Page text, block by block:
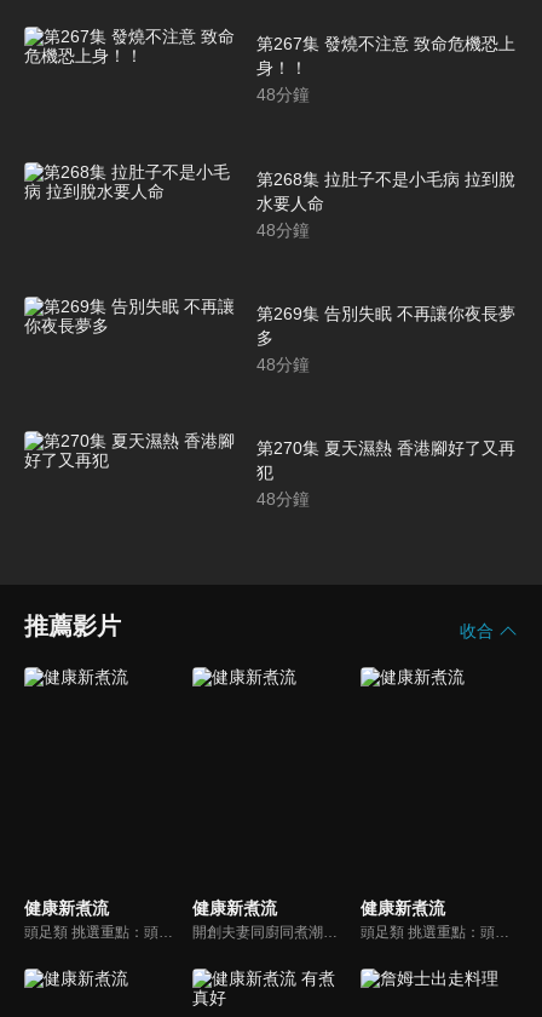
第267集 發燒不注意 致命危機恐上
身！！
48分鐘
第268集 拉肚子不是小毛病 拉到脫
水要人命
48分鐘
第269集 告別失眠 不再讓你夜長夢
多
48分鐘
第270集 夏天濕熱 香港腳好了又再
犯
48分鐘
推薦影片 收合
健康新煮流 健康新煮流
開創夫妻同廚同煮潮流的KC夫婦，繼《健康醫食代》後，走出攝影棚，帶大家全台走透透，發掘上帝賞賜的美味食材，內容融合新加坡南洋風和客家純樸味，加上台灣獨特的閩南風情，互相激盪交織出的火花，打造出獨一無二的美食節目。
健康新煮流
頭足類 挑選重點：頭足類利用清洗時去除內臟可以降低膽固醇的攝取。挑選雙眼清澈明亮，眼球稍微凸出，肉質結實有彈性為佳。身體具透明感，觸腕或是吸盤一碰到活體就會吸附住便是新鮮的。